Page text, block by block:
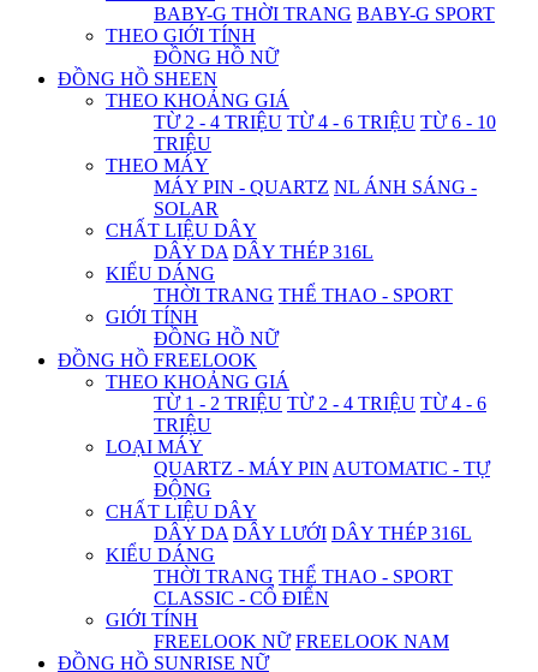
BABY-G THỜI TRANG BABY-G SPORT
THEO GIỚI TÍNH
ĐỒNG HỒ NỮ
ĐỒNG HỒ SHEEN
THEO KHOẢNG GIÁ
TỪ 2 - 4 TRIỆU TỪ 4 - 6 TRIỆU TỪ 6 - 10
TRIỆU
THEO MÁY
MÁY PIN - QUARTZ NL ÁNH SÁNG -
SOLAR
CHẤT LIỆU DÂY
DÂY DA DÂY THÉP 316L
KIỂU DÁNG
THỜI TRANG THỂ THAO - SPORT
GIỚI TÍNH
ĐỒNG HỒ NỮ
ĐỒNG HỒ FREELOOK
THEO KHOẢNG GIÁ
TỪ 1 - 2 TRIỆU TỪ 2 - 4 TRIỆU TỪ 4 - 6
TRIỆU
LOẠI MÁY
QUARTZ - MÁY PIN AUTOMATIC - TỰ
ĐỘNG
CHẤT LIỆU DÂY
DÂY DA DÂY LƯỚI DÂY THÉP 316L
KIỂU DÁNG
THỜI TRANG THỂ THAO - SPORT
CLASSIC - CỔ ĐIỂN
GIỚI TÍNH
FREELOOK NỮ FREELOOK NAM
ĐỒNG HỒ SUNRISE NỮ